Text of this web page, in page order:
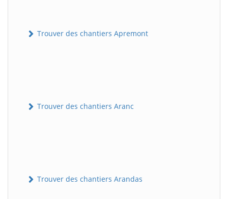
Trouver des chantiers Apremont
Trouver des chantiers Aranc
Trouver des chantiers Arandas